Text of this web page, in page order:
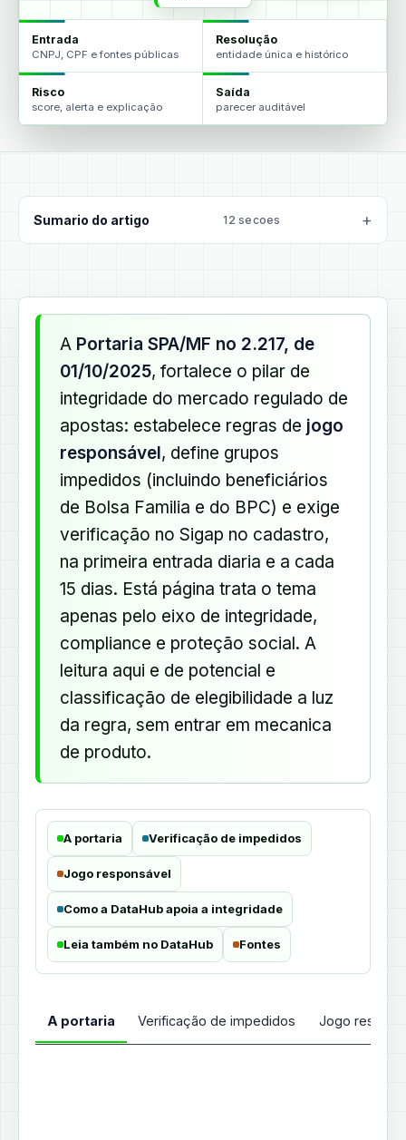
Entrada
CNPJ, CPF e fontes públicas
Resolução
entidade única e histórico
Risco
score, alerta e explicação
Saída
parecer auditável
Sumario do artigo 12 secoes
A Portaria SPA/MF no 2.217, de
01/10/2025, fortalece o pilar de
integridade do mercado regulado de
apostas: estabelece regras de jogo
responsável, define grupos
impedidos (incluindo beneficiários
de Bolsa Familia e do BPC) e exige
verificação no Sigap no cadastro,
na primeira entrada diaria e a cada
15 dias. Está página trata o tema
apenas pelo eixo de integridade,
compliance e proteção social. A
leitura aqui e de potencial e
classificação de elegibilidade a luz
da regra, sem entrar em mecanica
de produto.
A portaria Verificação de impedidos
Jogo responsável
Como a DataHub apoia a integridade
Leia também no DataHub Fontes
A portaria Verificação de impedidos Jogo